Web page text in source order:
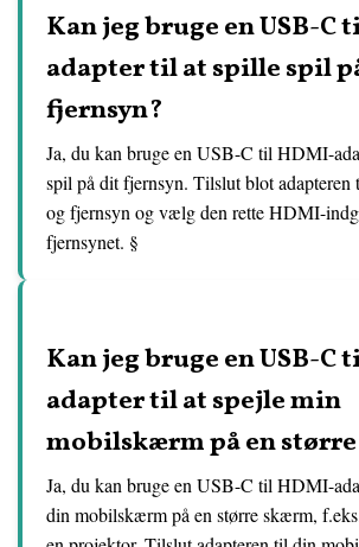
Kan jeg bruge en USB-C
adapter til at spille spil
fjernsyn?
Ja, du kan bruge en USB-C til HDMI-
spil på dit fjernsyn. Tilslut blot adapteren
og fjernsyn og vælg den rette HDMI-
fjernsynet. §
Kan jeg bruge en USB-C
adapter til at spejle min
mobilskærm på en
Ja, du kan bruge en USB-C til HDMI-
din mobilskærm på en større skærm,